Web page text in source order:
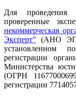
Для проведения
проверенные
некоммерческая
Эксперт” (АНО ЭПЦ
установленном
регистрации
Министерства
(ОГРН
регистрации